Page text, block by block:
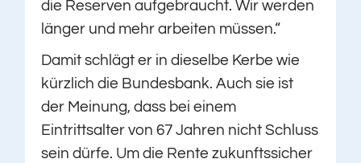
die Reserven aufgebraucht. Wir werden
länger und mehr arbeiten müssen.“
Damit schlägt er in dieselbe Kerbe wie
kürzlich die Bundesbank. Auch sie ist
der Meinung, dass bei einem
Eintrittsalter von 67 Jahren nicht Schluss
sein dürfe. Um die Rente zukunftssicher